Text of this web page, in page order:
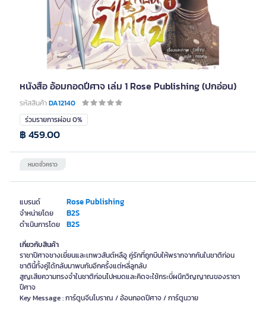
หนังสือ อ้อมกอดปีศาจ เล่ม 1 Rose Publishing (ปกอ่อน)
รหัสสินค้าDA12140
แบรนด์ Rose Publishing
จำหน่ายโดย B2S
ดำเนินการโดย B2S
ร่วมรายการผ่อน 0%
หมดชั่วคราว
฿ 459.00
เกี่ยวกับสินค้า
ราชาปีศาจชางเยี่ยนและเทพวสันต์หลือู คู่รักที่ถูกบีบให้พรากจากกันในชาติก่อน
ชาตินี้ทั้งคู่ได้กลับมาพบกับอีกครั้งแต่หลี่ลูกลับ
สูญเสียความทรงจำในชาติก่อนไปหมดและคิดจะใช้กระบี่ผนึกวิญญาณของราชา
ปีศาจ
Key Message : การ์ตูนจีนโบราณ / อ้อนกอดปีศาจ / การ์ตูนวาย